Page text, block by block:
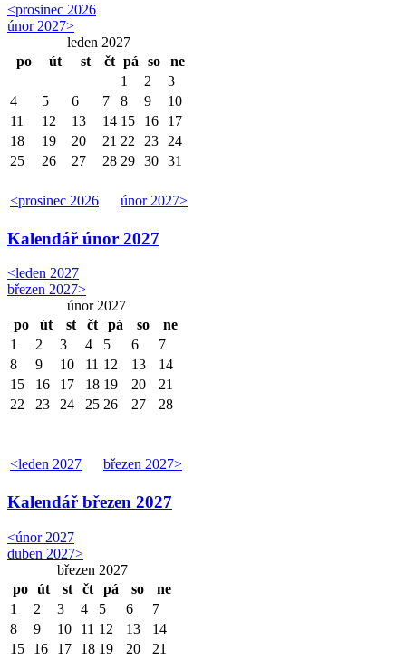
<prosinec 2026
únor 2027>
leden 2027
po
út st čt pá so ne
<prosinec 2026 únor 2027>
1 2
3
4
5 6 7 8 9
10
11
12 13 14 15 16
17
18
19 20 21 22 23
24
25
26 27 28 29 30 31
Kalendář únor 2027
<leden 2027
březen 2027>
únor 2027
po
út st čt pá so ne
<leden 2027 březen 2027>
1 2 3 4 5 6
7
8
9 10 11 12 13
14
15
16 17 18 19 20
21
22
23 24 25 26 27 28
Kalendář březen 2027
<únor 2027
duben 2027>
březen 2027
po
út st čt pá so ne
1 2 3 4 5 6
7
8
9 10 11 12 13
14
15
16 17 18 19 20
21